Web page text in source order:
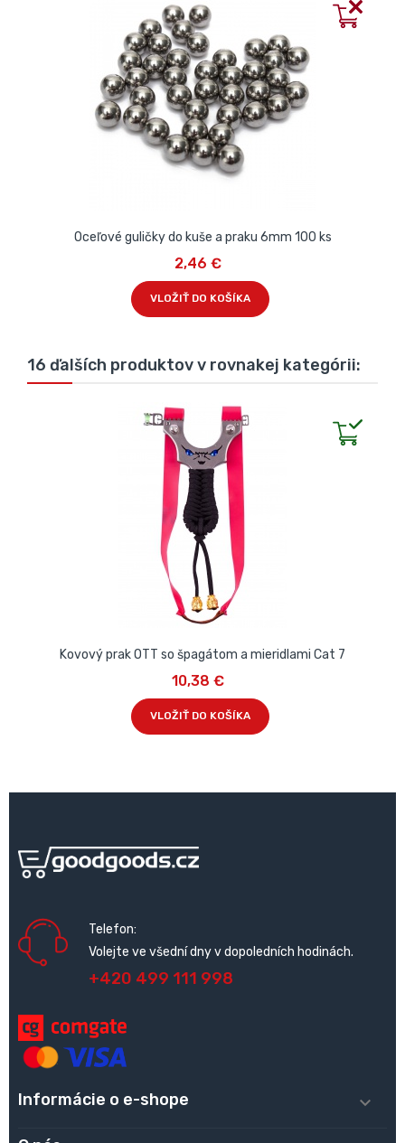
Oceľové guličky do kuše a praku 6mm 100 ks
2,46 €
VLOŽIŤ DO KOŠÍKA
16 ďalších produktov v rovnakej kategórii:
Kovový prak OTT so špagátom a mieridlami Cat 7
10,38 €
VLOŽIŤ DO KOŠÍKA
Telefon:
Volejte ve všední dny v dopoledních hodinách.
+420 499 111 998
Informácie o e-shope 